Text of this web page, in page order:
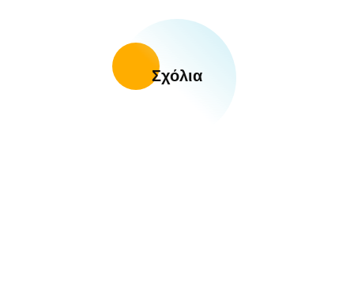
Σχόλια